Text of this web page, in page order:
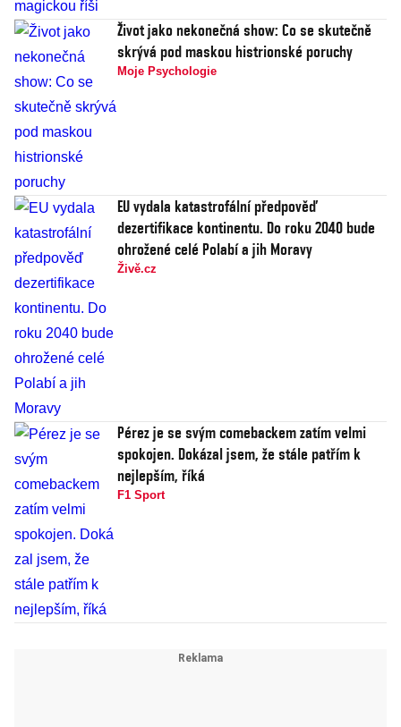
Život jako nekonečná show: Co se skutečně
skrývá pod maskou histrionské poruchy
Moje Psychologie
EU vydala katastrofální předpověď
dezertifikace kontinentu. Do roku 2040 bude
ohrožené celé Polabí a jih Moravy
Živě.cz
Pérez je se svým comebackem zatím velmi
spokojen. Dokázal jsem, že stále patřím k
nejlepším, říká
F1 Sport